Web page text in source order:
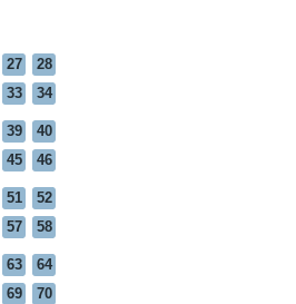
27
28
33 34
39
40
45 46
51
52
57 58
63
64
69 70